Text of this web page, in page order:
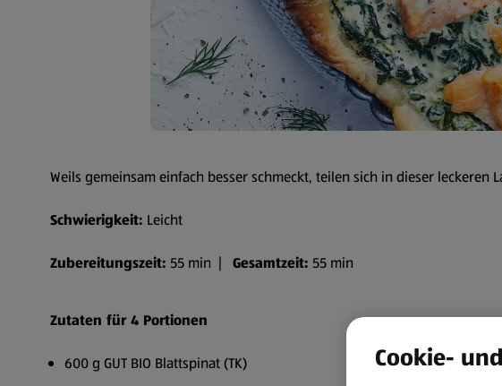
Weils gemeinsam einfach besser schmeckt, teilen sich in dieser
Schwierigkeit: Leicht
Zubereitungszeit: 55 min | Gesamtzeit: 55 min
Zutaten für 4 Portionen
600 g GUT BIO Blattspinat (TK)
Cookie-